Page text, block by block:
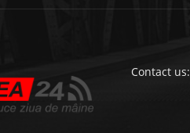
Contact us: